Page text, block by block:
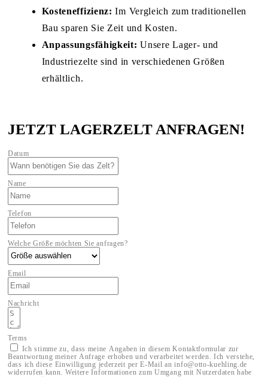
Kosteneffizienz: Im Vergleich zum traditionellen
Bau sparen Sie Zeit und Kosten.
Anpassungsfähigkeit: Unsere Lager- und
Industriezelte sind in verschiedenen Größen
erhältlich.
JETZT LAGERZELT ANFRAGEN!
Datum
Name
Telefon
Welche Größe möchten Sie anfragen?
Email
Nachricht
Terms
Ich stimme zu, dass meine Angaben in diesem Kontaktformular zur
Beantwortung meiner Anfrage erhoben und verarbeitet werden. Ich verstehe,
dass ich diese Einwilligung jederzeit per E-Mail an info@otto-kuehling.de
widerrufen kann. Weitere Informationen zum Umgang mit Nutzerdaten habe